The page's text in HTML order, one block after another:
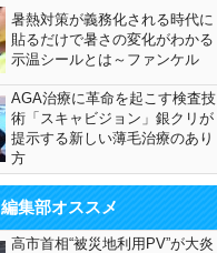
暑熱対策が義務化される時代に
貼るだけで暑さの変化がわかる
示温シールとは～ファンケル
AGA治療に革命を起こす検査技
術「スキャビジョン」銀クリが
提示する新しい薄毛治療のあり
方
編集部オススメ
高市首相“被災地利用PV”が大炎